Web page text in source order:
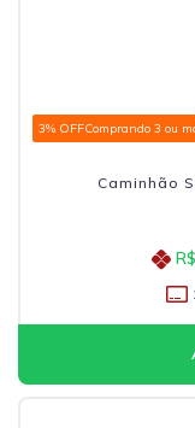
3% OFFComprando 3 ou
Caminhão